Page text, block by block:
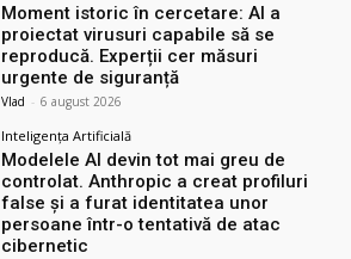
Moment istoric în cercetare: AI a
proiectat virusuri capabile să se
reproducă. Experții cer măsuri
urgente de siguranță
Vlad - 6 august 2026
Inteligența Artificială
Modelele AI devin tot mai greu de
controlat. Anthropic a creat profiluri
false și a furat identitatea unor
persoane într-o tentativă de atac
cibernetic